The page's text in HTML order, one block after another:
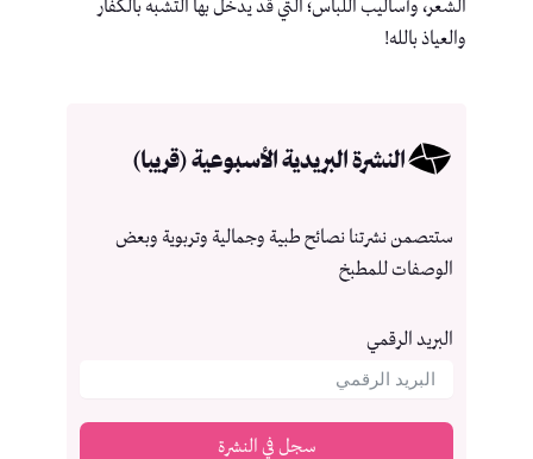
الشعر، وأساليب اللباس؛ التي قد يدخل بها التشبه بالكفار
والعياذ بالله!
النشرة البريدية الأسبوعية (قريبا)
ستتصمن نشرتنا نصائح طبية وجمالية وتربوية وبعض
الوصفات للمطبخ
البريد الرقمي
سجل في النشرة